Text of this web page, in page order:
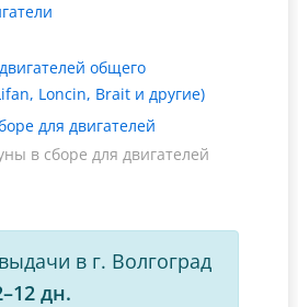
общего
Loncin, Brait и другие)
для двигателей
в сборе для двигателей
в г. Волгоград
дн.